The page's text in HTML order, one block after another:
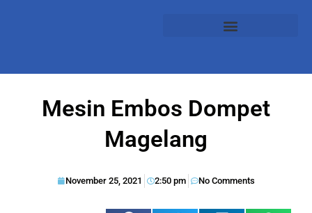
Mesin Embos Dompet
Magelang
November 25, 2021 2:50 pm No Comments